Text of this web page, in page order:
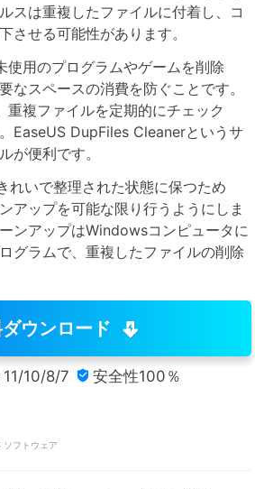
スは重複したファイルに付着し、コ
させる可能性があります。
使用のプログラムやゲームを削除
なスペースの消費を防ぐことです。
重複ファイルを定期的にチェック
EaseUS DupFiles Cleanerというサ
が便利です。
れいで整理された状態に保つため
アップを可能な限り行うようにしま
ンアップはWindowsコンピュータに
グラムで、重複したファイルの削除
ウンロード
10/8/7  安全性100％
フトウェア